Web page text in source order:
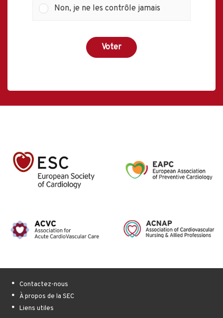
Non, je ne les contrôle jamais
Voter
Contactez-nous
À propos de la SEC
Liens utiles